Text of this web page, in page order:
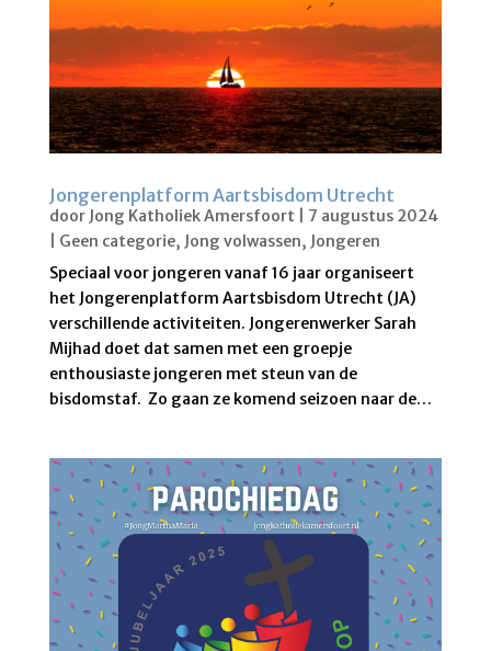
Jongerenplatform Aartsbisdom Utrecht
door Jong Katholiek Amersfoort
7 augustus 2024
Geen categorie, Jong volwassen, Jongeren
Speciaal voor jongeren vanaf 16 jaar organiseert
het Jongerenplatform Aartsbisdom Utrecht (JA)
verschillende activiteiten. Jongerenwerker Sarah
Mijhad doet dat samen met een groepje
enthousiaste jongeren met steun van de
bisdomstaf. Zo gaan ze komend seizoen naar de…